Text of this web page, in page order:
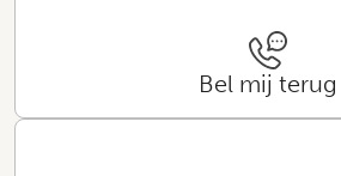
Bel mij terug